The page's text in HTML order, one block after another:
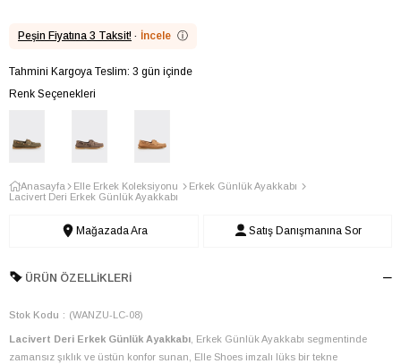
Peşin Fiyatına 3 Taksit! · İncele ⓘ
Tahmini Kargoya Teslim: 3 gün içinde
Renk Seçenekleri
Anasayfa Elle Erkek Koleksiyonu
Erkek Günlük Ayakkabı
Lacivert Deri Erkek Günlük Ayakkabı
Mağazada Ara Satış Danışmanına Sor
ÜRÜN ÖZELLIKLERI
Stok Kodu (WANZU-LC-08)
Lacivert Deri Erkek Günlük Ayakkabı , Erkek Günlük Ayakkabı segmentinde
zamansız şıklık ve üstün konfor sunan, Elle Shoes imzalı lüks bir tekne